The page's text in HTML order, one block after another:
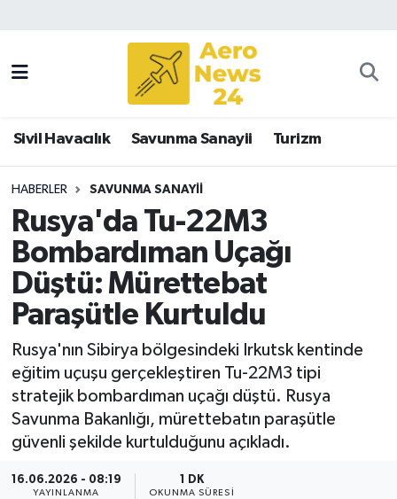
Sivil Havacılık Savunma Sanayii Turizm
HABERLER SAVUNMA SANAYII
Rusya'da Tu-22M3
Bombardıman Uçağı
Düştü: Mürettebat
Paraşütle Kurtuldu
Rusya'nın Sibirya bölgesindeki Irkutsk kentinde
eğitim uçuşu gerçekleştiren Tu-22M3 tipi
stratejik bombardıman uçağı düştü. Rusya
Savunma Bakanlığı, mürettebatın paraşütle
güvenli şekilde kurtulduğunu açıkladı.
16.06.2026 - 08:19
YAYINLANMA
1 DK
OKUNMA SÜRESI